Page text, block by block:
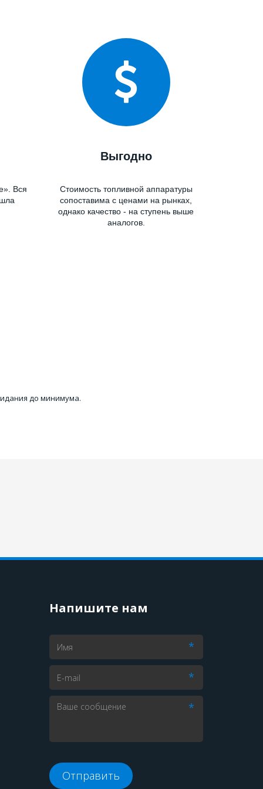
Вся
Выгодно
Стоимость топливной аппаратуры
сопоставима с ценами на рынках,
однако качество - на ступень выше
аналогов.
до минимума.
Напишите нам
*
*
*
Отправить